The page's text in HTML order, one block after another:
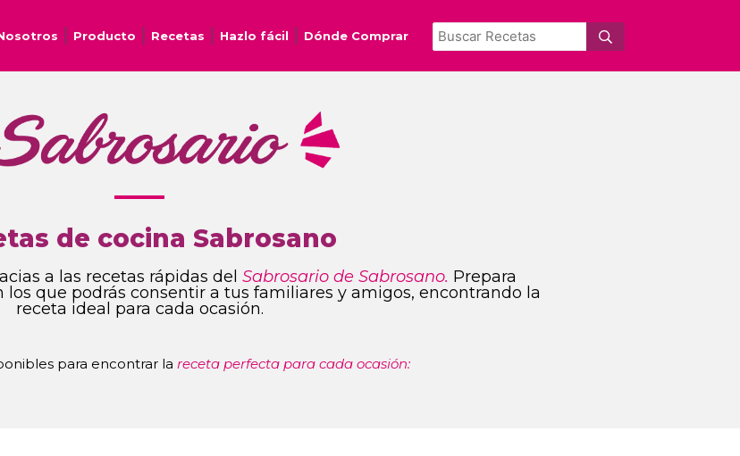
Producto Recetas Hazlo fácil Dónde Comprar
de cocina Sabrosano
a las recetas rápidas del Sabrosario de Sabrosano. Prepara
los que podrás consentir a tus familiares y amigos, encontrando la
receta ideal para cada ocasión.
para encontrar la receta perfecta para cada ocasión: